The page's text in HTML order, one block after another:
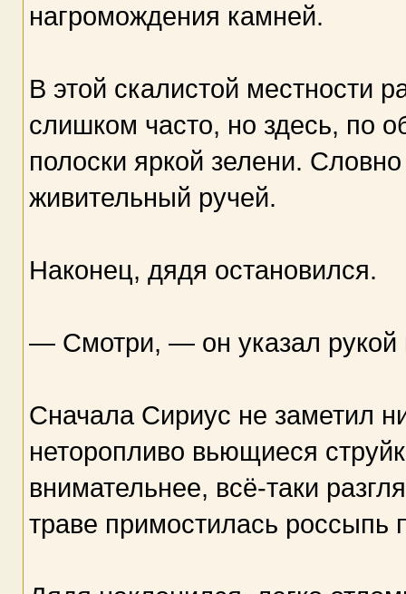
нагромождения камней.
В этой скалистой местности
слишком часто, но здесь, по
полоски яркой зелени.
живительный ручей.
Наконец, дядя остановился.
— Смотри, — он указал рукой
Сначала Сириус не заметил
неторопливо вьющиеся
внимательнее, всё-таки
траве примостилась россыпь